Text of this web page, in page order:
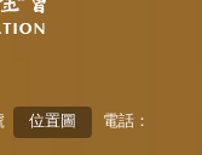
位置圖
電話：